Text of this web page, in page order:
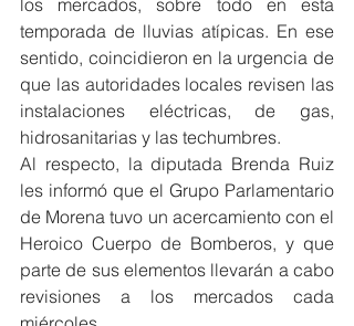
los mercados, sobre todo en esta
temporada de lluvias atípicas. En ese
sentido, coincidieron en la urgencia de
que las autoridades locales revisen las
instalaciones eléctricas, de gas,
hidrosanitarias y las techumbres.
Al respecto, la diputada Brenda Ruiz
les informó que el Grupo Parlamentario
de Morena tuvo un acercamiento con el
Heroico Cuerpo de Bomberos, y que
parte de sus elementos llevarán a cabo
revisiones a los mercados cada